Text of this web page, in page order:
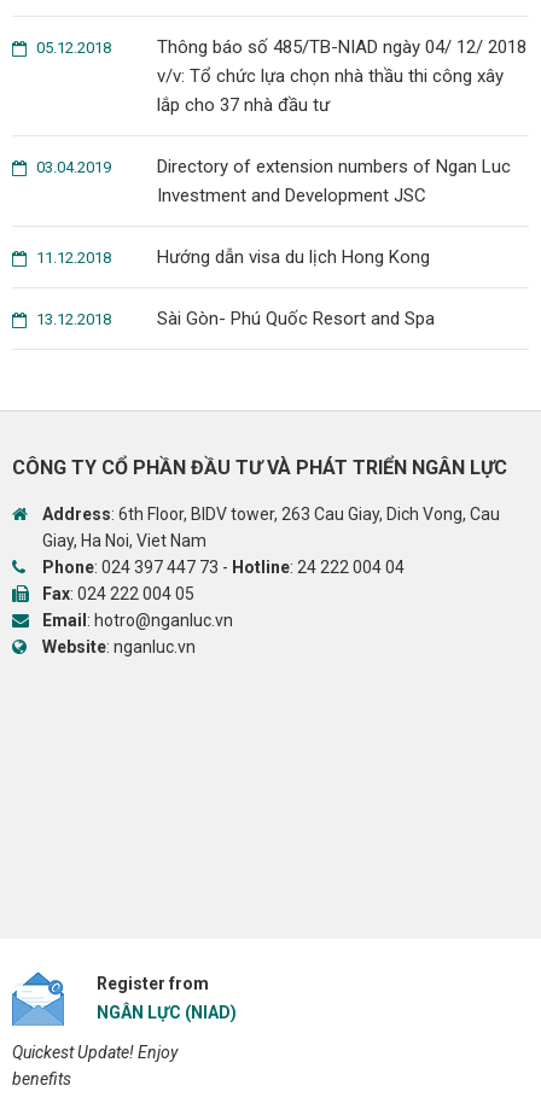
Thông báo số 485/TB-NIAD ngày 04/ 12/ 2018
v/v: Tổ chức lựa chọn nhà thầu thi công xây
lắp cho 37 nhà đầu tư
05.12.2018
Directory of extension numbers of Ngan Luc
Investment and Development JSC
03.04.2019
Hướng dẫn visa du lịch Hong Kong
11.12.2018
Sài Gòn- Phú Quốc Resort and Spa
13.12.2018
CÔNG TY CỔ PHẦN ĐẦU TƯ VÀ PHÁT TRIỂN NGÂN LỰC
Address: 6th Floor, BIDV tower, 263 Cau Giay, Dich Vong, Cau
Giay, Ha Noi, Viet Nam
Phone: 024 397 447 73 - Hotline: 24 222 004 04
Fax: 024 222 004 05
Email : hotro@nganluc.vn
Website: nganluc.vn
Register from
NGÂN LỰC (NIAD)
Quickest Update! Enjoy
benefits